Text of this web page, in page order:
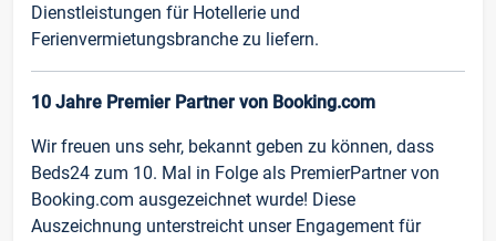
Dienstleistungen für Hotellerie und
Ferienvermietungsbranche zu liefern.
10 Jahre Premier Partner von Booking.com
Wir freuen uns sehr, bekannt geben zu können, dass
Beds24 zum 10. Mal in Folge als PremierPartner von
Booking.com ausgezeichnet wurde! Diese
Auszeichnung unterstreicht unser Engagement für